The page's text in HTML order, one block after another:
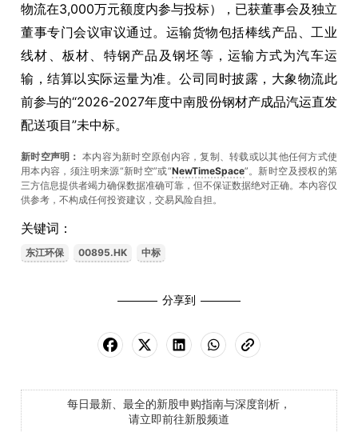
物流在3,000万元额度内参与投标），已获董事会及独立
董事专门会议审议通过。运输货物包括棒线产品、工业
线材、板材、特钢产品及钢坯等，运输方式为汽车运
输，结算以实际运量为准。公司同时披露，大象物流此
前参与的“2026-2027年度中南股份钢材产成品汽运直发
配送项目”未中标。
新时空声明： 本内容为新时空原创内容，复制、转载或以其他任何方式使
用本内容，须注明来源“新时空”或“NewTimeSpace”。新时空及授权的第
三方信息提供者竭力确保数据准确可靠，但不保证数据绝对正确。本內容仅
供参考，不构成任何投资建议，交易风险自担。
关键词：
东江环保 00895.HK 中标
分享到
每日最新、最全的新股申购指南与深度剖析，
请立即前往新股频道